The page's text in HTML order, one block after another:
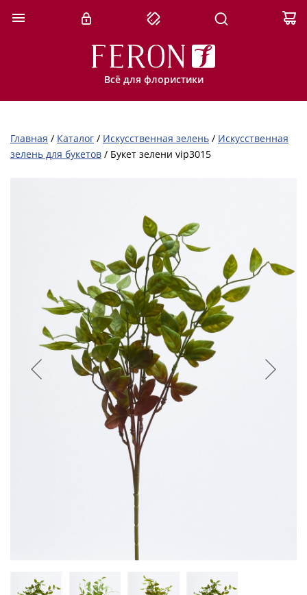
Всё для флористики
Главная / Каталог / Искусственная зелень / Искусственная
зелень для букетов / Букет зелени vip3015